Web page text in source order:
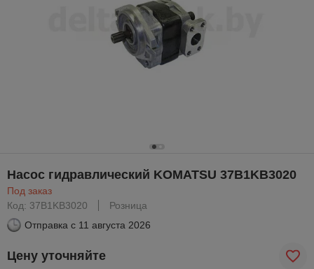
Насос гидравлический KOMATSU 37B1KB3020
Под заказ
Код: 37B1KB3020
Розница
Отправка с 11 августа 2026
Цену уточняйте